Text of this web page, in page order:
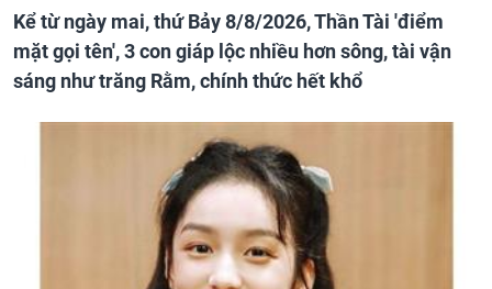
Kể từ ngày mai, thứ Bảy 8/8/2026, Thần Tài 'điểm
mặt gọi tên', 3 con giáp lộc nhiều hơn sông, tài vận
sáng như trăng Rằm, chính thức hết khổ